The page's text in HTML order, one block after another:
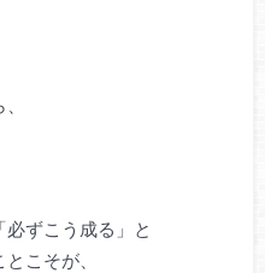
ずこう成る」と
こそが、